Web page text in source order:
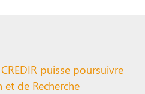
puisse poursuivre
de Recherche